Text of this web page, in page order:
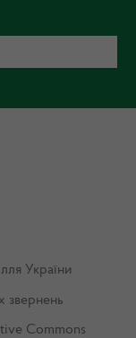
України
звернень
Commons